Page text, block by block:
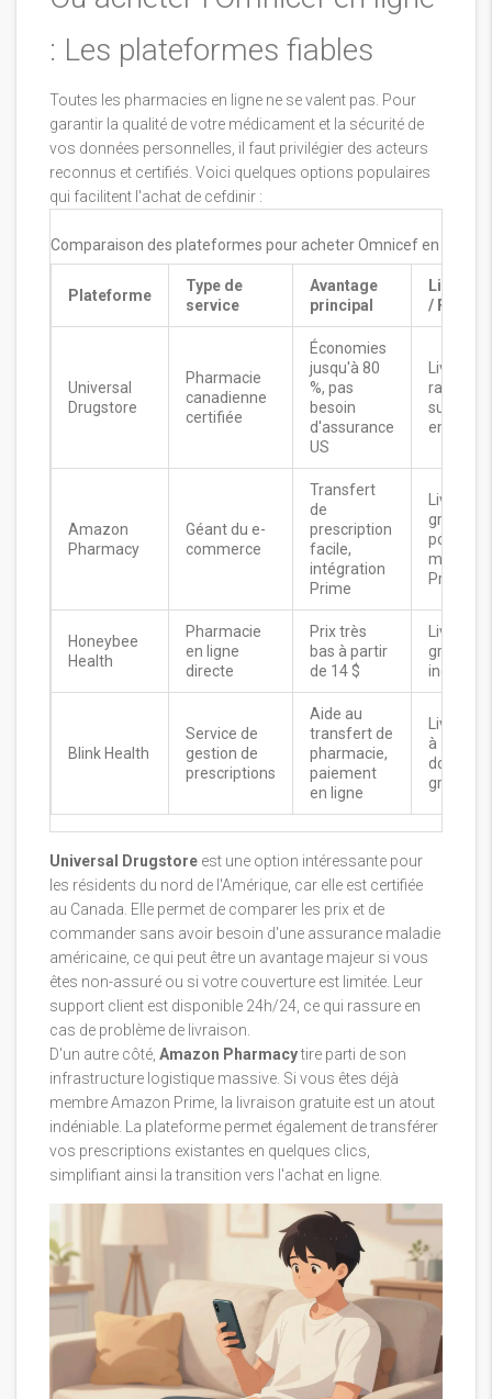
: Les plateformes fiables
Toutes les pharmacies en ligne ne se valent pas. Pour
garantir la qualité de votre médicament et la sécurité de
vos données personnelles, il faut privilégier des acteurs
reconnus et certifiés. Voici quelques options populaires
qui facilitent l'achat de cefdinir :
Comparaison des plateformes pour acheter Omnicef en ligne
Plateforme
Type de
service
Avantage
principal
/ Frais
Universal
Drugstore
Pharmacie
canadienne
certifiée
Économies
jusqu'à 80
%, pas
besoin
d'assurance
US
Livraison
rapide,
suivi par
email
Amazon
Pharmacy
Géant du e-
commerce
Transfert
de
prescription
facile,
intégration
Prime
Livraison
gratuite
pour les
Prime
Honeybee
Health
Pharmacie
en ligne
directe
Prix très
bas à partir
de 14 $
Livraison
gratuite
incluse
Blink Health
Service de
gestion de
prescriptions
Aide au
transfert de
pharmacie,
paiement
en ligne
Livraison
à
domicile
gratuite
Universal Drugstore est une option intéressante pour
les résidents du nord de l'Amérique, car elle est certifiée
au Canada. Elle permet de comparer les prix et de
commander sans avoir besoin d'une assurance maladie
américaine, ce qui peut être un avantage majeur si vous
êtes non-assuré ou si votre couverture est limitée. Leur
support client est disponible 24h/24, ce qui rassure en
cas de problème de livraison.
D'un autre côté, Amazon Pharmacytire parti de son
infrastructure logistique massive. Si vous êtes déjà
membre Amazon Prime, la livraison gratuite est un atout
indéniable. La plateforme permet également de transférer
vos prescriptions existantes en quelques clics,
simplifiant ainsi la transition vers l'achat en ligne.